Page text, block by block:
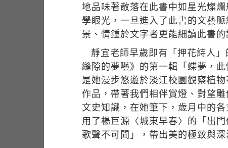
地品味著散落在此書中如星光燦
學眼光，一旦進入了此書的文藝
景、情鍾於文字者更能細讀此書
靜宜老師早歲即有「押花詩人
縫隙的夢囈》的第一輯「蝶夢，
是她漫步悠遊於淡江校園觀察植
作品，帶著我們相伴賞燈、對望
文史知識，在她筆下，歲月中的
用了楊巨源〈城東早春〉的「出
歌聲不可聞」，帶出美的極致與深